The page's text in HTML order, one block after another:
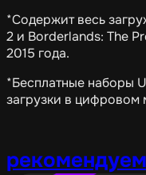
*Содержит весь
2 и Borderlands: The
2015 года.
*Бесплатные наборы
загрузки в цифровом